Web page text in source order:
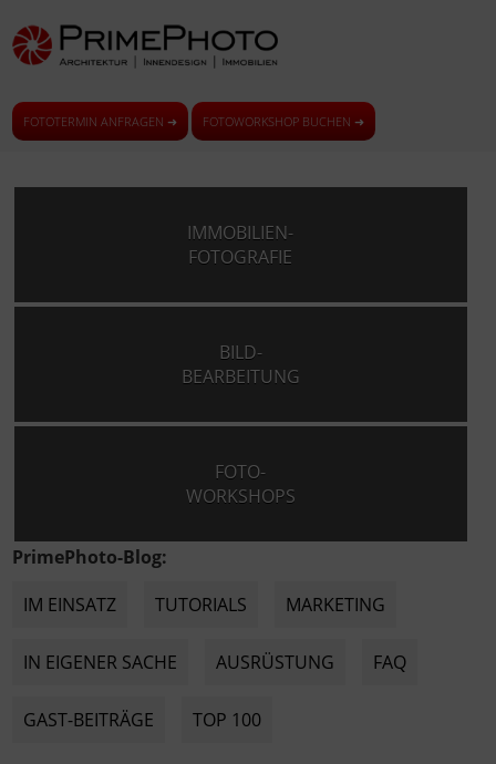
FOTOTERMIN ANFRAGEN ➜ FOTOWORKSHOP BUCHEN ➜
IMMOBILIEN-
FOTOGRAFIE
BILD-
BEARBEITUNG
FOTO-
WORKSHOPS
PrimePhoto-Blog:
IM EINSATZ
TUTORIALS MARKETING
IN EIGENER SACHE AUSRÜSTUNG FAQ
GAST-BEITRÄGE TOP 100